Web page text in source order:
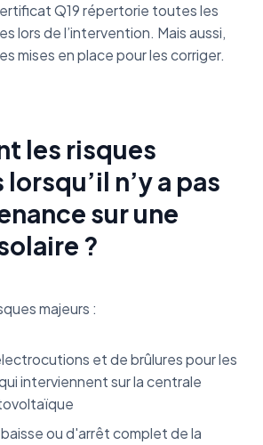
Q19 répertorie toutes les
lors de l’intervention. Mais aussi,
mises en place pour les corriger.
les risques
n’y a pas
sur une
?
majeurs :
et de brûlures pour les
interviennent sur la centrale
ou d'arrêt complet de la